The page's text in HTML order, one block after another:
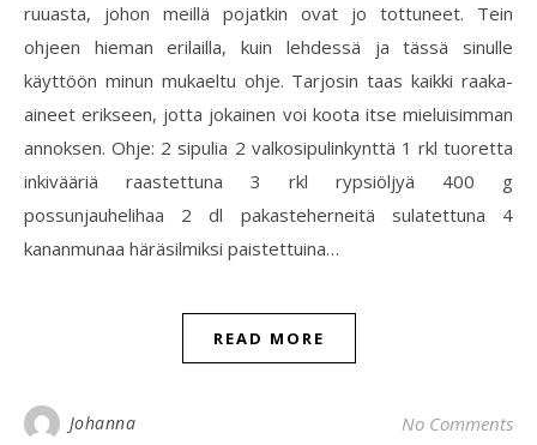
ruuasta, johon meillä pojatkin ovat jo tottuneet. Tein
ohjeen hieman erilailla, kuin lehdessä ja tässä sinulle
käyttöön minun mukaeltu ohje. Tarjosin taas kaikki raaka-
aineet erikseen, jotta jokainen voi koota itse mieluisimman
annoksen. Ohje: 2 sipulia 2 valkosipulinkynttä 1 rkl tuoretta
inkivääriä raastettuna 3 rkl rypsiöljyä 400 g
possunjauhelihaa 2 dl pakasteherneitä sulatettuna 4
kananmunaa häräsilmiksi paistettuina…
READ MORE
Johanna No Comments